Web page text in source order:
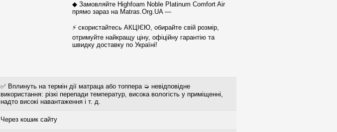
◆ Замовляйте Highfoam Noble Platinum Comfort Air
прямо зараз на Matras.Org.UA —
⚡ скористайтесь АКЦІЄЮ, обирайте свій розмір,
отримуйте найкращу ціну, офіційну гарантію та
швидку доставку по Україні!
✅ Вплинуть на термін дії матраца або топпера ➭ невідповідне
використання: різкі перепади температур, висока вологість у приміщенні,
надто високі навантаження і т. д.
Через кошик сайту